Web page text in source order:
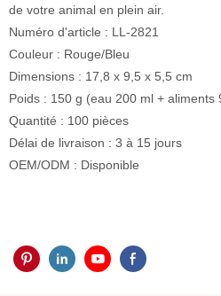
de votre animal en plein air.
Numéro d'article : LL-2821
Couleur : Rouge/Bleu
Dimensions : 17,8 x 9,5 x 5,5 cm
Poids : 150 g (eau 200 ml +
Quantité : 100 pièces
Délai de livraison : 3 à 15 jours
OEM/ODM : Disponible